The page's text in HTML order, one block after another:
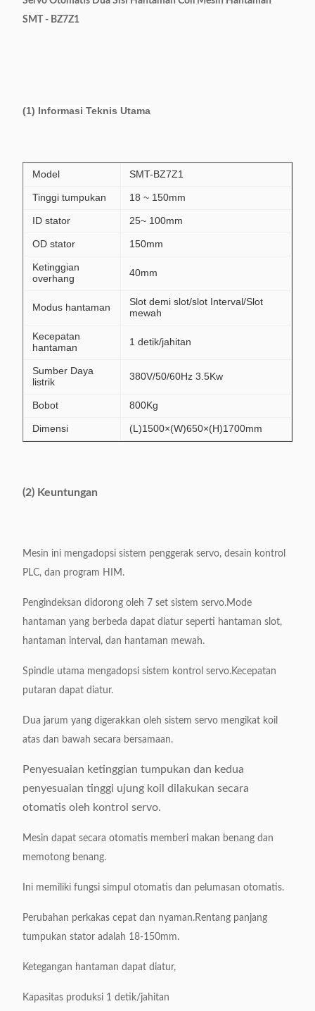
SMT - BZ7Z1​
(1) Informasi Teknis Utama
Model SMT-BZ7Z1
Tinggi tumpukan 18 ~ 150mm
ID stator 25~ 100mm
OD stator 150mm
Ketinggian
overhang
40mm
Modus hantaman
Slot demi slot/slot Interval/Slot
mewah
Kecepatan
hantaman
1 detik/jahitan
Sumber Daya
listrik
380V/50/60Hz 3.5Kw
Bobot 800Kg
Dimensi (L)1500×(W)650×(H)1700mm
(2) Keuntungan
Mesin ini mengadopsi sistem penggerak servo, desain kontrol
PLC, dan program HIM.
Pengindeksan didorong oleh 7 set sistem servo.Mode
hantaman yang berbeda dapat diatur seperti hantaman slot,
hantaman interval, dan hantaman mewah.
Spindle utama mengadopsi sistem kontrol servo.Kecepatan
putaran dapat diatur.
Dua jarum yang digerakkan oleh sistem servo mengikat koil
atas dan bawah secara bersamaan.
Penyesuaian ketinggian tumpukan dan kedua
penyesuaian tinggi ujung koil dilakukan secara
otomatis oleh kontrol servo.
Mesin dapat secara otomatis memberi makan benang dan
memotong benang.
Ini memiliki fungsi simpul otomatis dan pelumasan otomatis.
Perubahan perkakas cepat dan nyaman.Rentang panjang
tumpukan stator adalah 18-150mm.
Ketegangan hantaman dapat diatur,
Kapasitas produksi 1 detik/jahitan